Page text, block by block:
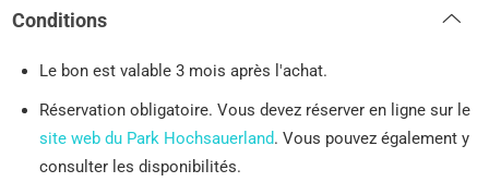
Conditions
Le bon est valable 3 mois après l'achat.
Réservation obligatoire. Vous devez réserver en ligne sur le
site web du Park Hochsauerland. Vous pouvez également y
consulter les disponibilités.